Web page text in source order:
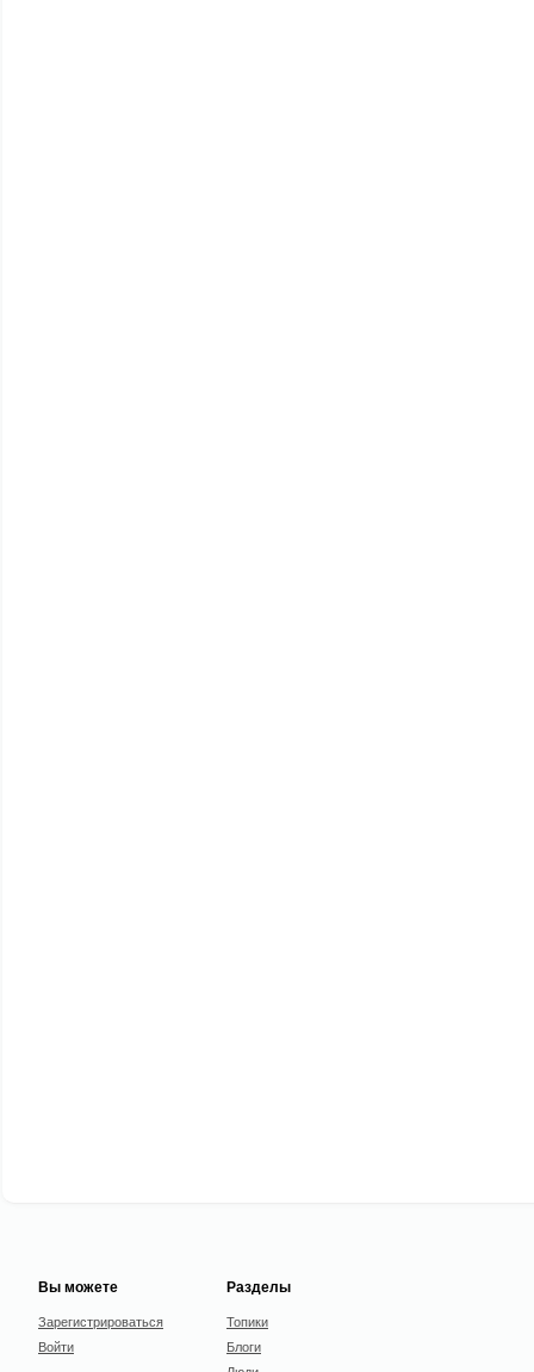
Вы можете
Зарегистрироваться
Войти
Разделы
Топики
Блоги